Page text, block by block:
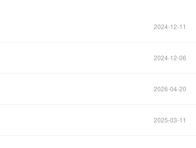
2024-12-11
2024-12-06
2026-04-20
2025-03-11